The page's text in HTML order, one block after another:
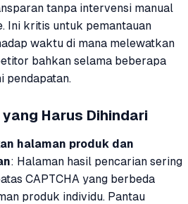
tanpa intervensi manual
Ini kritis untuk pemantauan
waktu di mana melewatkan
bahkan selama beberapa
pendapatan.
Harus Dihindari
halaman produk dan
: Halaman hasil pencarian sering
CAPTCHA yang berbeda
produk individu. Pantau